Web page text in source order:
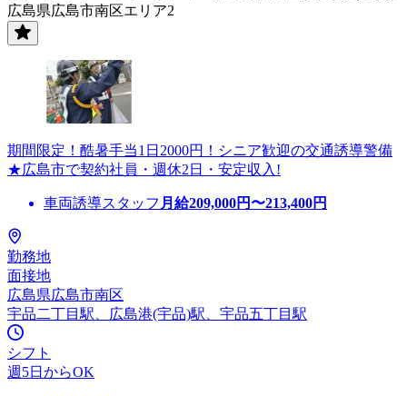
広島県広島市南区エリア2
期間限定！酷暑手当1日2000円！シニア歓迎の交通誘導警備
★広島市で契約社員・週休2日・安定収入!
車両誘導スタッフ 月給209,000円〜213,400円
勤務地
面接地
広島県広島市南区
宇品二丁目駅、広島港(宇品)駅、宇品五丁目駅
シフト
週5日からOK